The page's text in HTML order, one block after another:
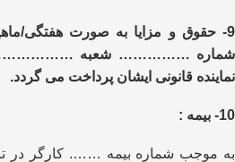
9- حقوق و مزایا به صورت هفتگی/
شماره …………… شعبه
نماینده قانونی ایشان پرداخت می گردد.
10- بیمه :
به موجب شماره بیمه ……. کارگر در